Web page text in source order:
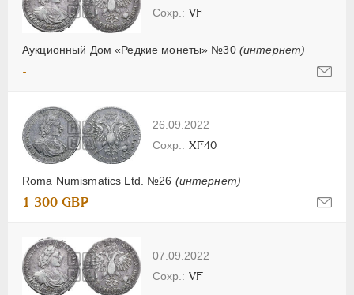
Аукционный Дом «Редкие монеты» №30 (интернет)
VF
-
26.09.2022
Roma Numismatics Ltd. №26 (интернет)
XF40
1 300 GBP
07.09.2022
VF